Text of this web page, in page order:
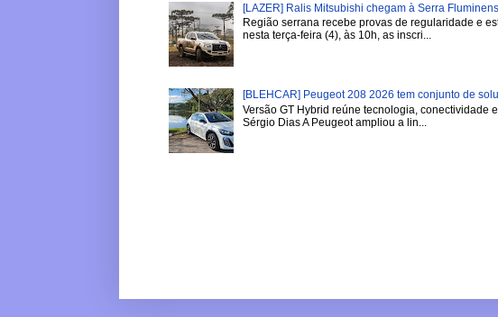
[LAZER] Ralis Mitsubishi chegam à Serra
Região serrana recebe provas de regularidade e
nesta terça-feira (4), às 10h, as inscri...
[BLEHCAR] Peugeot 208 2026 tem conjunto de
Versão GT Hybrid reúne tecnologia, conectividade
Sérgio Dias A Peugeot ampliou a lin...